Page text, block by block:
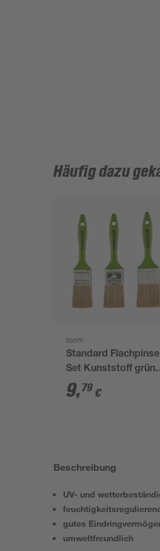
Häufig dazu
toom
Standard
Set Kunststoff grün
40 - 50 mm 3 Stück
9,79 €
Beschreibung
UV- und
gutes
umweltfreundlich